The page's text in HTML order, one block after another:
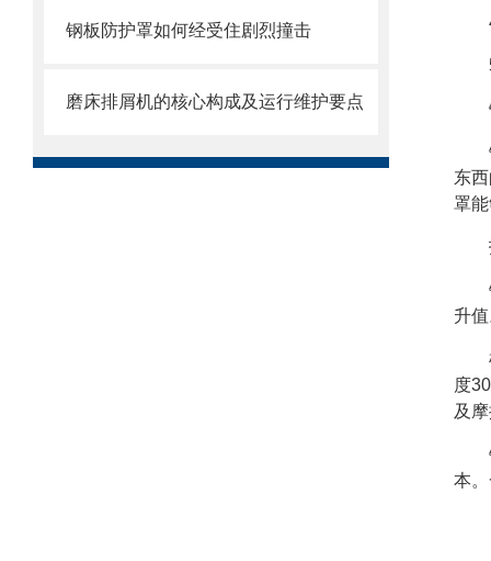
钢板防护罩如何经受住剧烈撞击
磨床排屑机的核心构成及运行维护要点
东
罩
升
度
及
本